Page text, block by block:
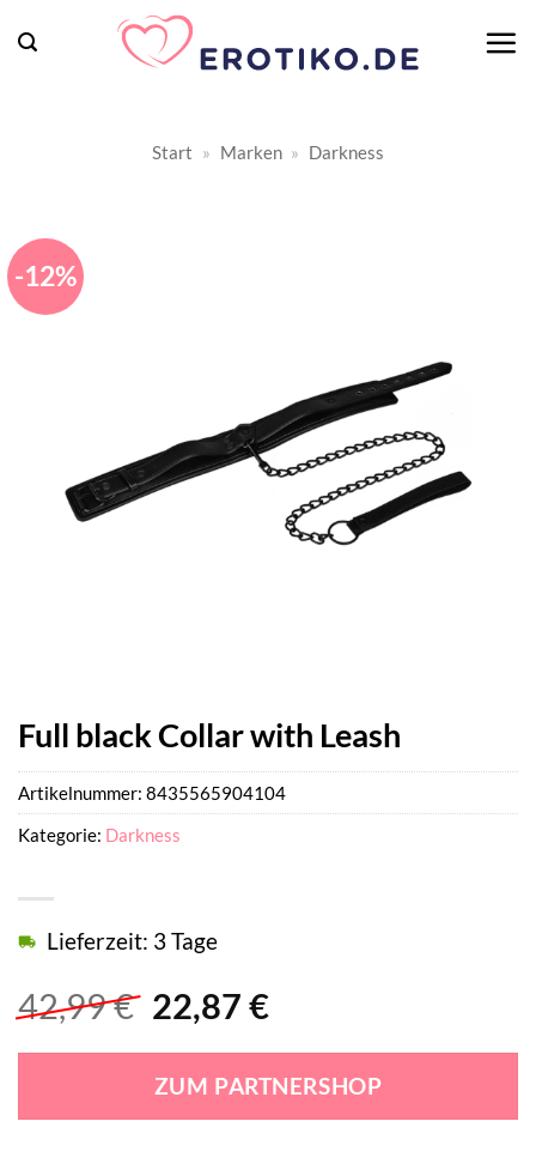
Inhalt
Start » Marken » Darkness
-12%
Full black Collar with Leash
42,99€ Ursprünglicher
war:
42,99 €
22,87 €Aktueller
ist:
22,87 €.
Lieferzeit: 3 Tage
ZUM PARTNERSHOP
Artikelnummer: 8435565904104
Kategorie: Darkness